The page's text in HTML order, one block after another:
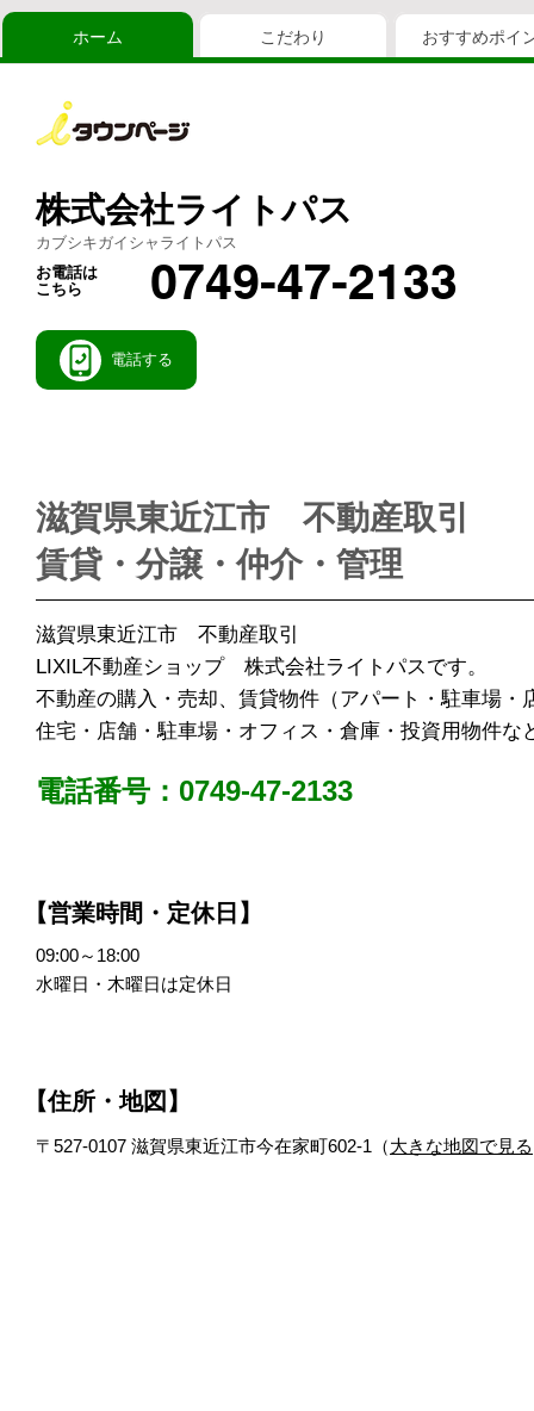
ホーム こだわり おすすめポイ
株式会社ライトパス
カブシキガイシャライトパス
お電話は
こちら
0749-47-2133
電話する
滋賀県東近江市 不動産取引
賃貸・分譲・仲介・管理
滋賀県東近江市 不動産取引
LIXIL不動産ショップ 株式会社ライトパスです。
不動産の購入・売却、賃貸物件（アパート・駐車場
住宅・店舗・駐車場・オフィス・倉庫・投資用物件な
電話番号：0749-47-2133
【営業時間・定休日】
09:00～18:00
水曜日・木曜日は定休日
【住所・地図】
〒527-0107 滋賀県東近江市今在家町602-1（大きな地図で見る